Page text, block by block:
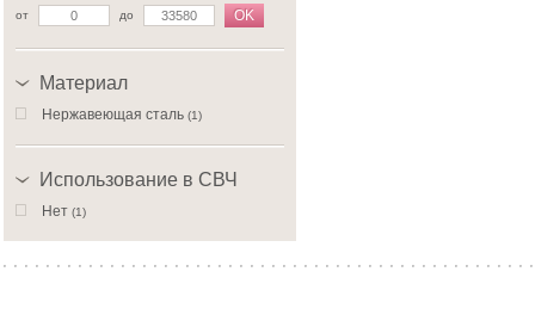
от до OK
Материал
Нержавеющая сталь (1)
Использование в СВЧ
Нет (1)